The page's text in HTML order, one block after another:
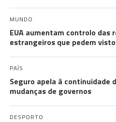
MUNDO
EUA aumentam controlo das
estrangeiros que pedem
PAÍS
Seguro apela à continuidade
mudanças de governos
DESPORTO